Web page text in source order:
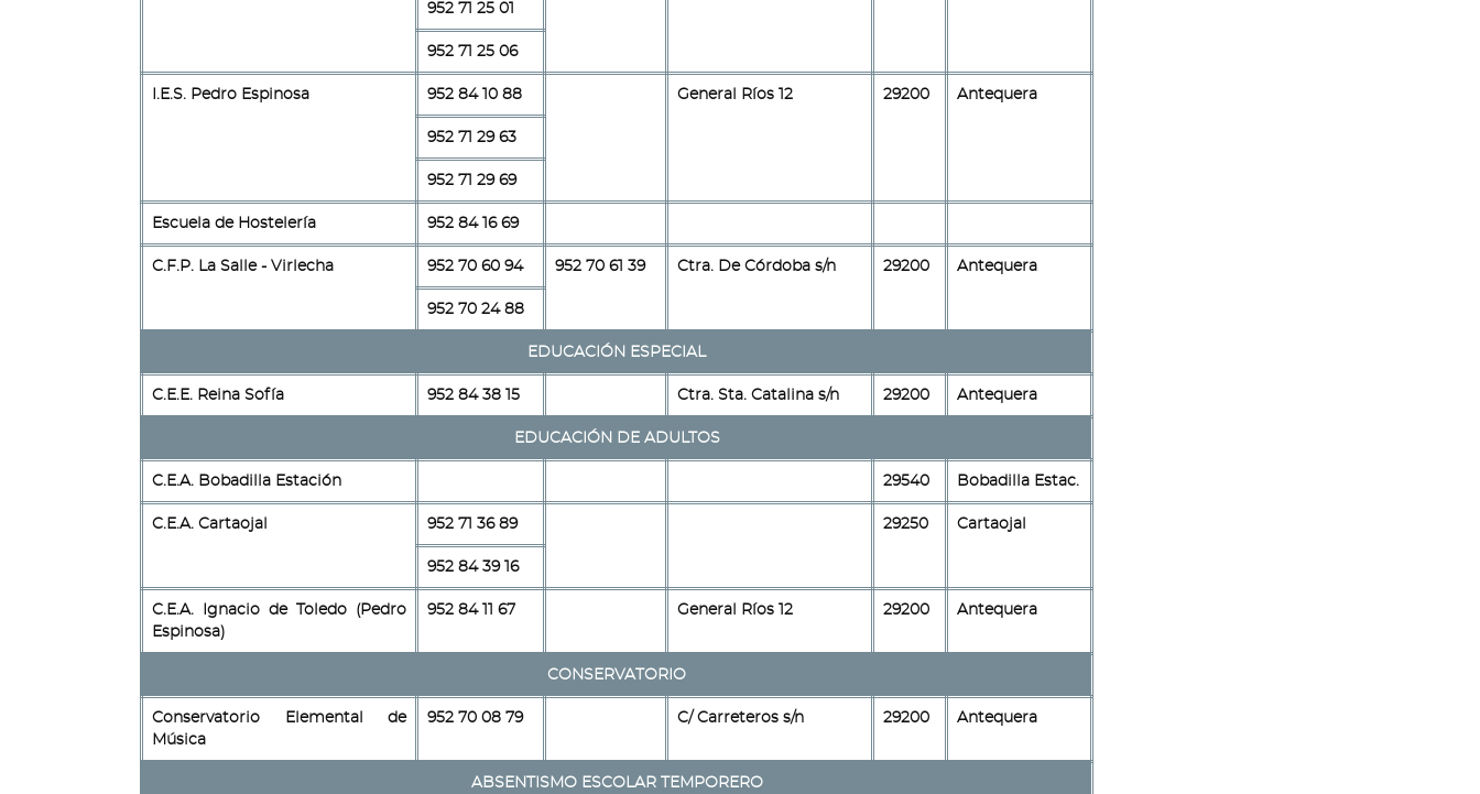
952 71 25 01
952 71 25 06
I.E.S. Pedro Espinosa 952 84 10 88 General Ríos 12 29200 Antequera
952 71 29 63
952 71 29 69
Escuela de Hostelería 952 84 16 69
C.F.P. La Salle - Virlecha 952 70 60 94 952 70 61 39 Ctra. De Córdoba s/n 29200 Antequera
952 70 24 88
EDUCACIÓN ESPECIAL
C.E.E. Reina Sofía 952 84 38 15 Ctra. Sta. Catalina s/n 29200 Antequera
EDUCACIÓN DE ADULTOS
C.E.A. Bobadilla Estación 29540 Bobadilla Estac.
C.E.A. Cartaojal 952 71 36 89 29250 Cartaojal
952 84 39 16
C.E.A. Ignacio de Toledo (Pedro
Espinosa)
952 84 11 67 General Ríos 12 29200 Antequera
CONSERVATORIO
Conservatorio Elemental de
Música
952 70 08 79 C/ Carreteros s/n 29200 Antequera
ABSENTISMO ESCOLAR TEMPORERO